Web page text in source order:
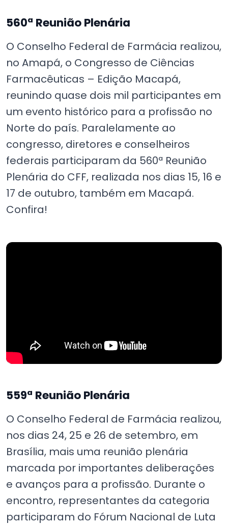
560ª Reunião Plenária
O Conselho Federal de Farmácia realizou,
no Amapá, o Congresso de Ciências
Farmacêuticas – Edição Macapá,
reunindo quase dois mil participantes em
um evento histórico para a profissão no
Norte do país. Paralelamente ao
congresso, diretores e conselheiros
federais participaram da 560ª Reunião
Plenária do CFF, realizada nos dias 15, 16 e
17 de outubro, também em Macapá.
Confira!
559ª Reunião Plenária
O Conselho Federal de Farmácia realizou,
nos dias 24, 25 e 26 de setembro, em
Brasília, mais uma reunião plenária
marcada por importantes deliberações
e avanços para a profissão. Durante o
encontro, representantes da categoria
participaram do Fórum Nacional de Luta